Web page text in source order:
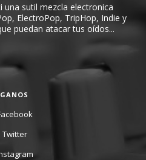
una sutil mezcla electronica
ElectroPop, TripHop, Indie y
puedan atacar tus oídos...
Twitter